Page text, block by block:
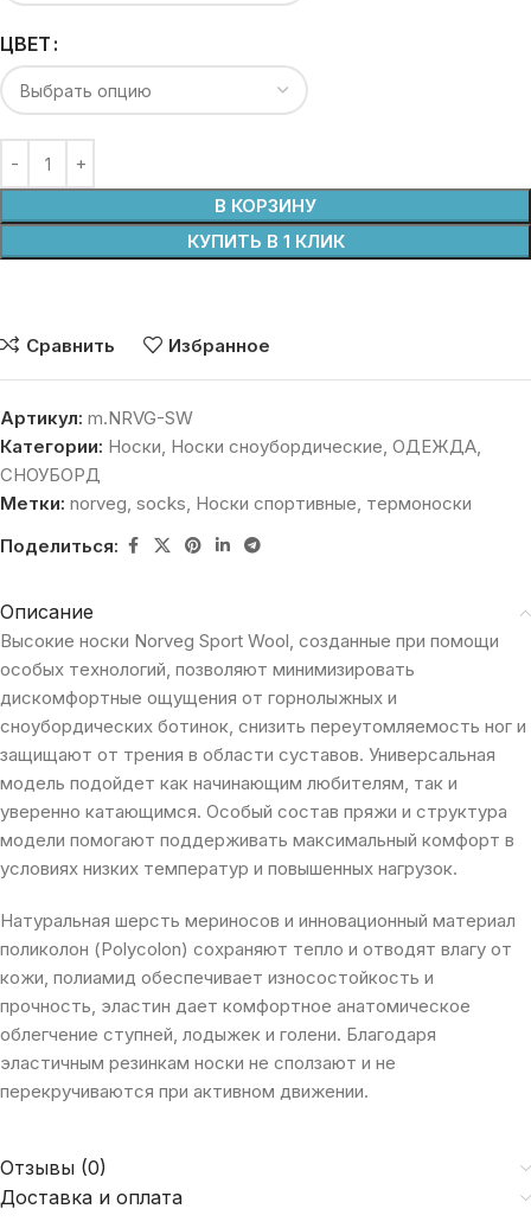
ЦВЕТ
В КОРЗИНУ
КУПИТЬ В 1 КЛИК
Сравнить Избранное
Артикул: m.NRVG-SW
Категории: Носки, Носки сноубордические, ОДЕЖДА,
СНОУБОРД
Метки: norveg, socks, Носки спортивные, термоноски
Поделиться:
Описание
Высокие носки Norveg Sport Wool, созданные при помощи
особых технологий, позволяют минимизировать
дискомфортные ощущения от горнолыжных и
сноубордических ботинок, снизить переутомляемость ног и
защищают от трения в области суставов. Универсальная
модель подойдет как начинающим любителям, так и
уверенно катающимся. Особый состав пряжи и структура
модели помогают поддерживать максимальный комфорт в
условиях низких температур и повышенных нагрузок.
Натуральная шерсть мериносов и инновационный материал
поликолон (Polycolon) сохраняют тепло и отводят влагу от
кожи, полиамид обеспечивает износостойкость и
прочность, эластин дает комфортное анатомическое
облегчение ступней, лодыжек и голени. Благодаря
эластичным резинкам носки не сползают и не
перекручиваются при активном движении.
Отзывы (0)
Доставка и оплата